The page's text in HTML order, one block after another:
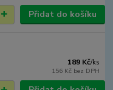
Přidat do košíku
189 Kč/ks
156 Kč bez DPH